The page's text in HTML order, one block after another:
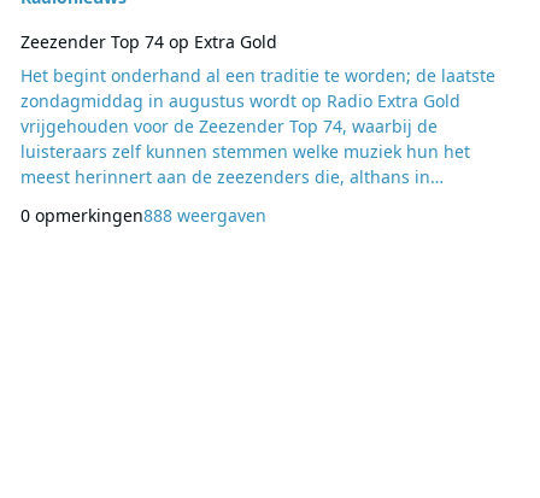
Zeezender Top 74 op Extra Gold
Het begint onderhand al een traditie te worden; de laatste
zondagmiddag in augustus wordt op Radio Extra Gold
vrijgehouden voor de Zeezender Top 74, waarbij de
luisteraars zelf kunnen stemmen welke muziek hun het
meest herinnert aan de zeezenders die, althans in
overheidswege gedwongen waren hun uitzendingen te
0 opmerkingen888 weergaven